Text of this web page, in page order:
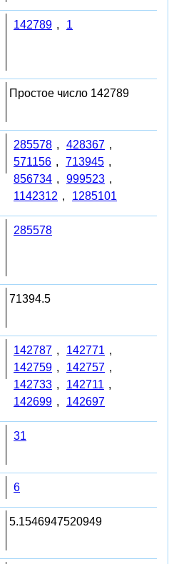
142789 , 1
Простое число 142789
285578 , 428367 ,
571156 , 713945 ,
856734 , 999523 ,
1142312 , 1285101
285578
71394.5
142787 , 142771 ,
142759 , 142757 ,
142733 , 142711 ,
142699 , 142697
31
6
5.1546947520949